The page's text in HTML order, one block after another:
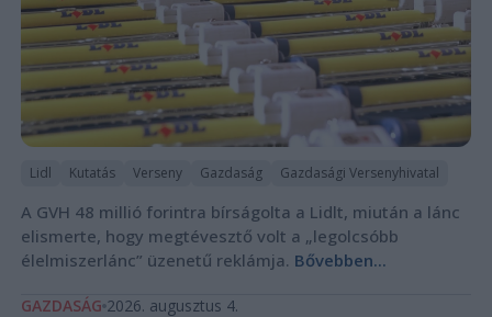
Lidl Kutatás Verseny Gazdaság Gazdasági Versenyhivatal
A GVH 48 millió forintra bírságolta a Lidlt, miután a lánc
elismerte, hogy megtévesztő volt a „legolcsóbb
élelmiszerlánc” üzenetű reklámja. Bővebben...
GAZDASÁG 2026. augusztus 4.